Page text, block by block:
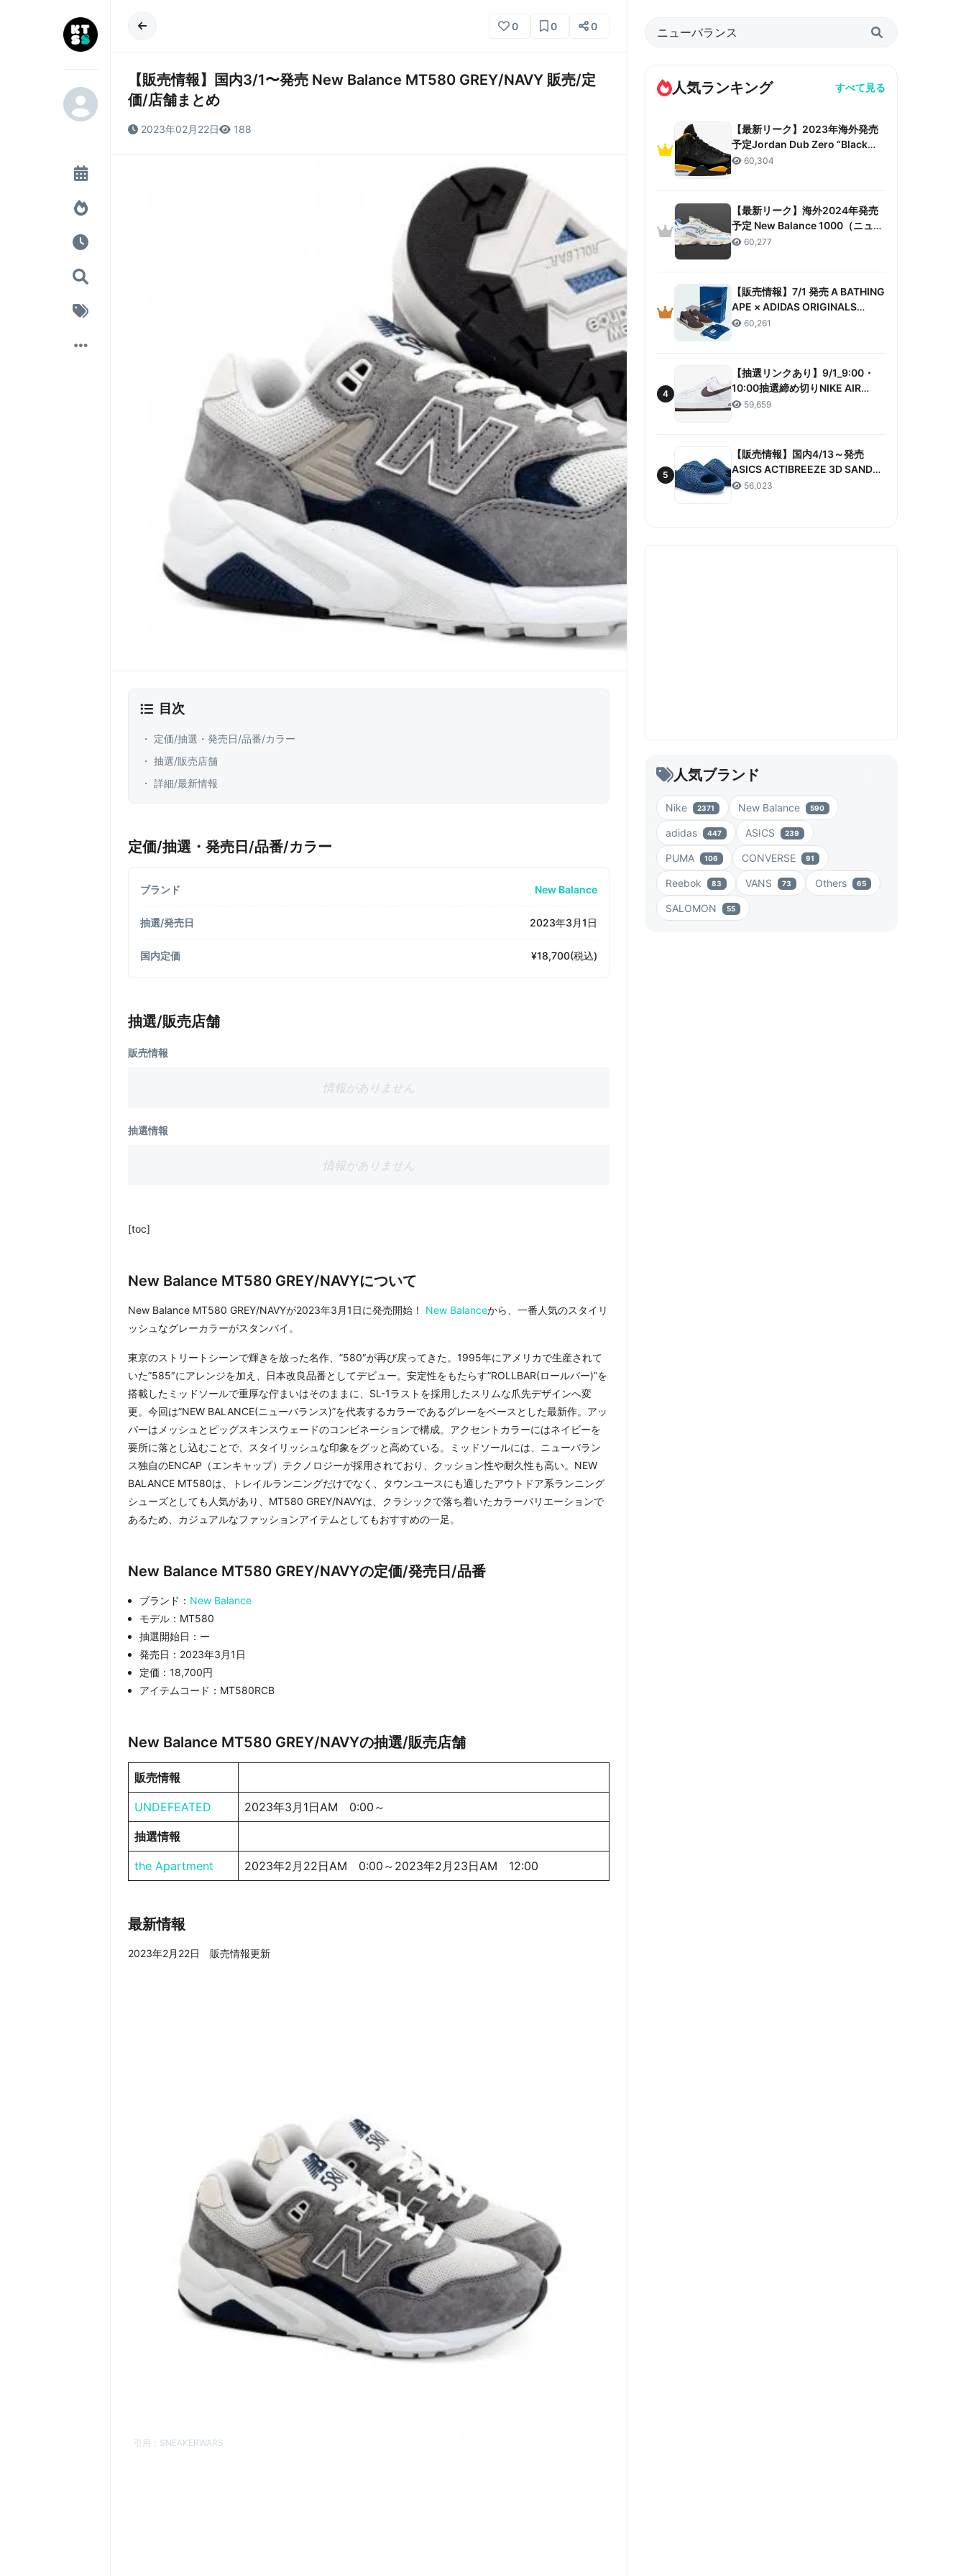
0 0 0
【販売情報】国内3/1〜発売 New Balance MT580 GREY/NAVY 販売/定
価/店舗まとめ
2023年02月22日 188
目次
・ 定価/抽選・発売日/品番/カラー
・ 抽選/販売店舗
・ 詳細/最新情報
定価/抽選・発売日/品番/カラー
ブランド New Balance
抽選/発売日 2023年3月1日
国内定価 ¥18,700(税込)
抽選/販売店舗
販売情報
情報がありません
抽選情報
情報がありません
[toc]
New Balance MT580 GREY/NAVYについて
New Balance MT580 GREY/NAVYが2023年3月1日に発売開始！ New Balanceから、一番人気のスタイリ
ッシュなグレーカラーがスタンバイ。
東京のストリートシーンで輝きを放った名作、”580″が再び戻ってきた。1995年にアメリカで生産されて
いた”585″にアレンジを加え、日本改良品番としてデビュー。安定性をもたらす”ROLLBAR(ロールバー)”を
搭載したミッドソールで重厚な佇まいはそのままに、SL-1ラストを採用したスリムな爪先デザインへ変
更。今回は”NEW BALANCE(ニューバランス)”を代表するカラーであるグレーをベースとした最新作。アッ
パーはメッシュとピッグスキンスウェードのコンビネーションで構成。アクセントカラーにはネイビーを
要所に落とし込むことで、スタイリッシュな印象をグッと高めている。ミッドソールには、ニューバラン
ス独自のENCAP（エンキャップ）テクノロジーが採用されており、クッション性や耐久性も高い。NEW
BALANCE MT580は、トレイルランニングだけでなく、タウンユースにも適したアウトドア系ランニング
シューズとしても人気があり、MT580 GREY/NAVYは、クラシックで落ち着いたカラーバリエーションで
あるため、カジュアルなファッションアイテムとしてもおすすめの一足。
New Balance MT580 GREY/NAVYの定価/発売日/品番
ブランド： New Balance
モデル：MT580
抽選開始日：ー
発売日：2023年3月1日
定価：18,700円
アイテムコード：MT580RCB
New Balance MT580 GREY/NAVYの抽選/販売店舗
販売情報
UNDEFEATED 2023年3月1日AM 0:00～
抽選情報
the Apartment 2023年2月22日AM 0:00～2023年2月23日AM 12:00
最新情報
2023年2月22日 販売情報更新
引用： SNEAKERWARS
人気ランキング すべて見る
【最新リーク】2023年海外発売
予定Jordan Dub Zero “Black
Taxi”リーク情報まとめ
60,304
【最新リーク】海外2024年発売
予定 New Balance 1000（ニュー
バランス 1000）リーク情報まと
60,277
【販売情報】7/1 発売 A BATHING
APE × ADIDAS ORIGINALS
CAMPUS 80S “30TH
60,261
4
【抽選リンクあり】9/1_9:00・
10:00抽選締め切りNIKE AIR
FORCE 1 LOW RETRO COLOR
59,659
5
【販売情報】国内4/13～発売
ASICS ACTIBREEZE 3D SANDAL
“MAKO BLUE” 販売/定価/店舗ま
56,023
人気ブランド
Nike 2371 New Balance 590
adidas 447 ASICS 239
PUMA 106 CONVERSE 91
Reebok 83 VANS 73 Others 65
SALOMON 55